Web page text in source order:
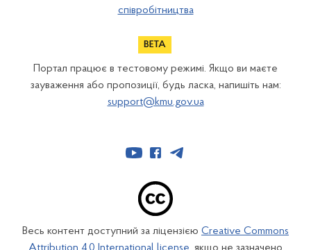
співробітництва
Портал працює в тестовому режимі. Якщо ви маєте
зауваження або пропозиції, будь ласка, напишіть нам:
support@kmu.gov.ua
Весь контент доступний за ліцензією Creative Commons